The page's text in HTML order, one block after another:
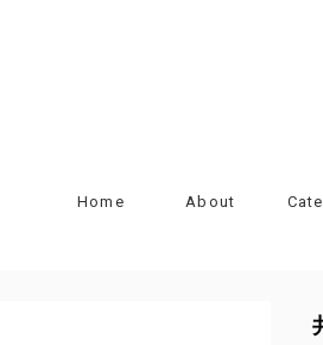
Home About